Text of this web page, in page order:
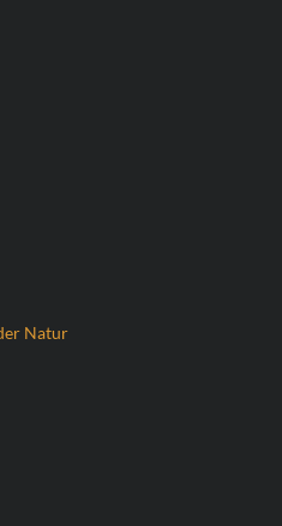
Natur